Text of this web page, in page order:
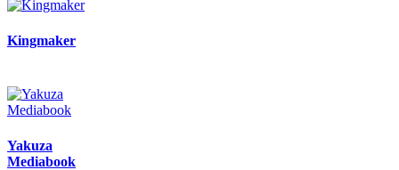
Kingmaker
Yakuza
Mediabook